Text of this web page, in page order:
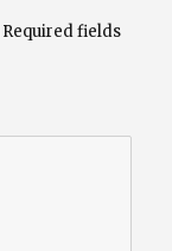
Required fields